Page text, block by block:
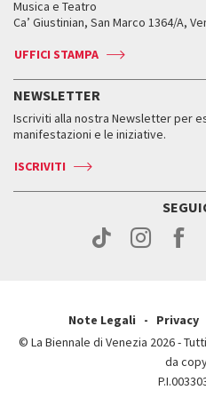
Come raggiungerci
Press
Orari e sedi
Accrediti
Come raggiungerci
Orari e sedi
Biglietti
Accrediti
Come raggiungerci
Contatti
Press
Come raggiungerci
Press
Leone d’oro alla carriera
Leone d’argento
Edizioni passate
Orari e sedi
Biglietti
Servizi al pubblico
Come raggiungerci
Contatti
Biennale College ASAC
ASAC DATI
Storia
Orari e sedi
Musica e Teatro
Ca’ Giustinian, San Marco 1364/A,
UFFICI STAMPA
NEWSLETTER
Iscriviti alla nostra Newsletter per
manifestazioni e le iniziative.
ISCRIVITI
Note Legali Privacy
© La Biennale di Venezia 2026 -
da